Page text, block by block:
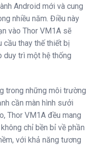
Android mới và cung
nhiều năm . Điều này
vào Thor VM1A sẽ
cầu thay thế thiết bị
duy trì một hệ thống
trong những môi trường
cần màn hình sưởi
Thor VM1A đều mang
chỉ bền bỉ về phần
với khả năng tương